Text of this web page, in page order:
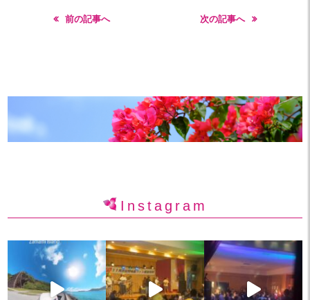
前の記事へ 次の記事へ
Instagram